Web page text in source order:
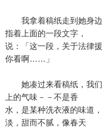
我拿着稿纸走到她身边
指着上面的一段文字，
说：「这一段，关于法律
你看啊……」
她凑过来看稿纸，我们
上的气味－－不是香
水，是某种洗衣液的味道
淡，甜而不腻，像春天